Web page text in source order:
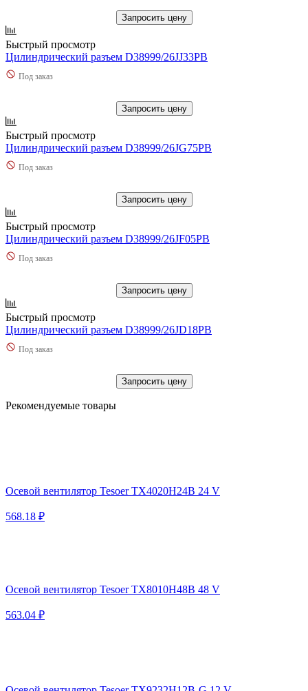
Запросить цену
Быстрый просмотр
Цилиндрический разъем D38999/26JJ33PB
Под заказ
Запросить цену
Быстрый просмотр
Цилиндрический разъем D38999/26JG75PB
Под заказ
Запросить цену
Быстрый просмотр
Цилиндрический разъем D38999/26JF05PB
Под заказ
Запросить цену
Быстрый просмотр
Цилиндрический разъем D38999/26JD18PB
Под заказ
Запросить цену
Рекомендуемые товары
Осевой вентилятор Tesoer TX4020H24B 24 V
568.18 ₽
Осевой вентилятор Tesoer TX8010H48B 48 V
563.04 ₽